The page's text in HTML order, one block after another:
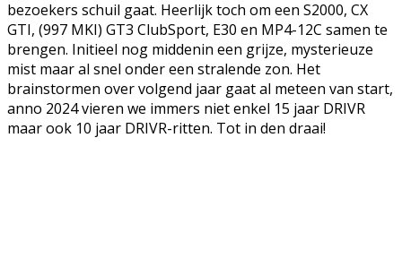
bezoekers schuil gaat. Heerlijk toch om een S2000, CX
GTI, (997 MKI) GT3 ClubSport, E30 en MP4-12C samen te
brengen. Initieel nog middenin een grijze, mysterieuze
mist maar al snel onder een stralende zon. Het
brainstormen over volgend jaar gaat al meteen van start,
anno 2024 vieren we immers niet enkel 15 jaar DRIVR
maar ook 10 jaar DRIVR-ritten. Tot in den draai!